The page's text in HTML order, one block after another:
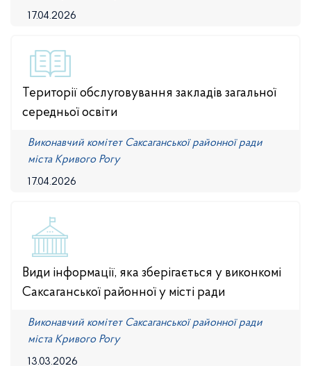
17.04.2026
Території обслуговування закладів загальної
середньої освіти
17.04.2026
Виконавчий комітет Саксаганської районної ради
міста Кривого Рогу
Види інформації, яка зберігається у виконкомі
Саксаганської районної у місті ради
13.03.2026
Виконавчий комітет Саксаганської районної ради
міста Кривого Рогу